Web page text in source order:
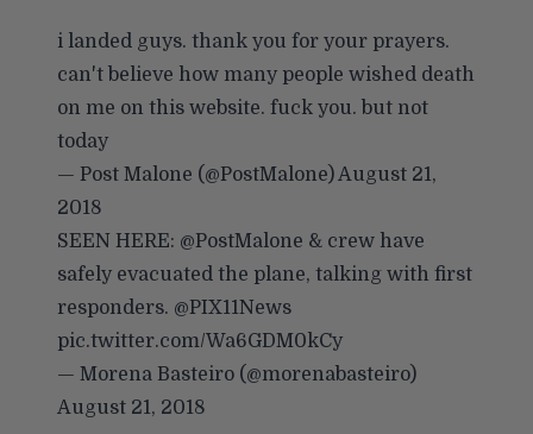
i landed guys. thank you for your prayers.
can't believe how many people wished death
on me on this website. fuck you. but not
today
— Post Malone (@PostMalone)August 21,
2018
SEEN HERE: @PostMalone & crew have
safely evacuated the plane, talking with first
responders. @PIX11News
pic.twitter.com/Wa6GDM0kCy
— Morena Basteiro (@morenabasteiro)
August 21, 2018